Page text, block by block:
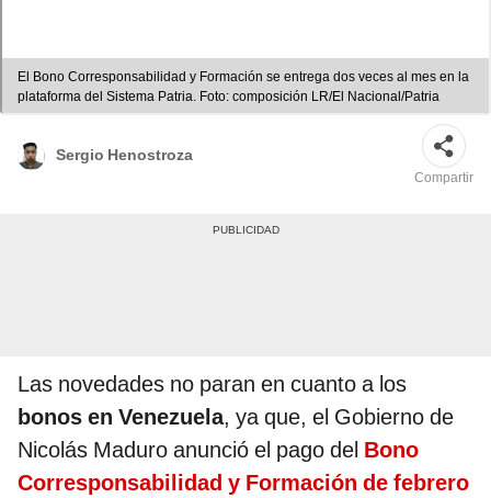
El Bono Corresponsabilidad y Formación se entrega dos veces al mes en la
plataforma del Sistema Patria. Foto: composición LR/El Nacional/Patria
Sergio Henostroza
Compartir
Las novedades no paran en cuanto a los
bonos en Venezuela, ya que, el Gobierno de
Nicolás Maduro anunció el pago del Bono
Corresponsabilidad y Formación de febrero